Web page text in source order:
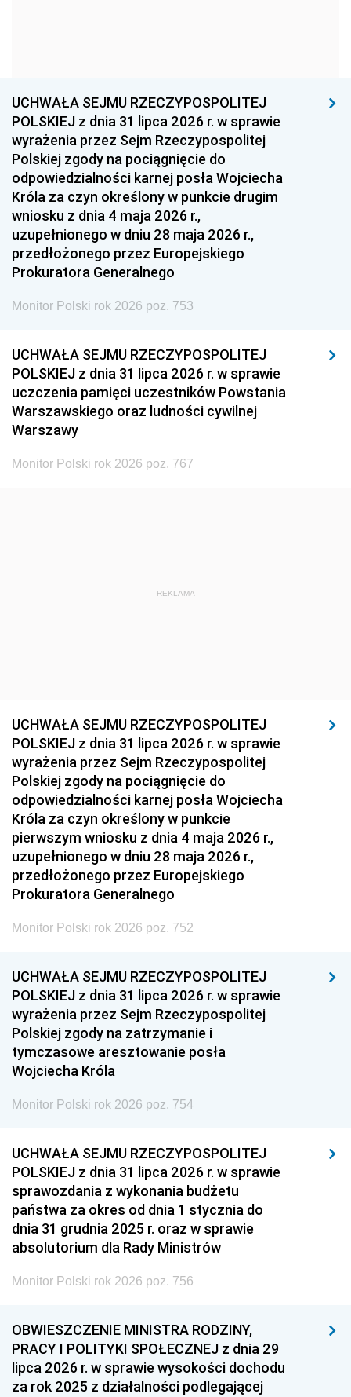
1954 1953 1952
1951 1950 1949
1948 1947
1939 1938 1937
1936 1930
UCHWAŁA SEJMU RZECZYPOSPOLITEJ
POLSKIEJ z dnia 31 lipca 2026 r. w sprawie
wyrażenia przez Sejm Rzeczypospolitej
Polskiej zgody na pociągnięcie do
odpowiedzialności karnej posła Wojciecha
Króla za czyn określony w punkcie drugim
wniosku z dnia 4 maja 2026 r.,
uzupełnionego w dniu 28 maja 2026 r.,
przedłożonego przez Europejskiego
Prokuratora Generalnego
Monitor Polski rok 2026 poz. 753
UCHWAŁA SEJMU RZECZYPOSPOLITEJ
POLSKIEJ z dnia 31 lipca 2026 r. w sprawie
uczczenia pamięci uczestników Powstania
Warszawskiego oraz ludności cywilnej
Warszawy
Monitor Polski rok 2026 poz. 767
REKLAMA
UCHWAŁA SEJMU RZECZYPOSPOLITEJ
POLSKIEJ z dnia 31 lipca 2026 r. w sprawie
wyrażenia przez Sejm Rzeczypospolitej
Polskiej zgody na pociągnięcie do
odpowiedzialności karnej posła Wojciecha
Króla za czyn określony w punkcie
pierwszym wniosku z dnia 4 maja 2026 r.,
uzupełnionego w dniu 28 maja 2026 r.,
przedłożonego przez Europejskiego
Prokuratora Generalnego
Monitor Polski rok 2026 poz. 752
UCHWAŁA SEJMU RZECZYPOSPOLITEJ
POLSKIEJ z dnia 31 lipca 2026 r. w sprawie
wyrażenia przez Sejm Rzeczypospolitej
Polskiej zgody na zatrzymanie i
tymczasowe aresztowanie posła
Wojciecha Króla
Monitor Polski rok 2026 poz. 754
UCHWAŁA SEJMU RZECZYPOSPOLITEJ
POLSKIEJ z dnia 31 lipca 2026 r. w sprawie
sprawozdania z wykonania budżetu
państwa za okres od dnia 1 stycznia do
dnia 31 grudnia 2025 r. oraz w sprawie
absolutorium dla Rady Ministrów
Monitor Polski rok 2026 poz. 756
OBWIESZCZENIE MINISTRA RODZINY,
PRACY I POLITYKI SPOŁECZNEJ z dnia 29
lipca 2026 r. w sprawie wysokości dochodu
za rok 2025 z działalności podlegającej